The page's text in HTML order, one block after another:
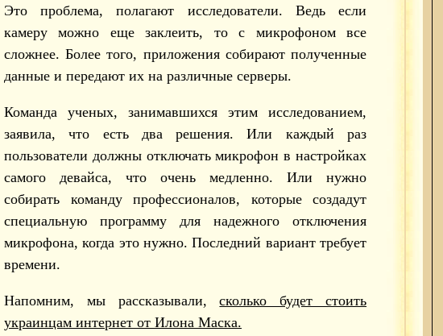
Это проблема, полагают исследователи. Ведь если
камеру можно еще заклеить, то с микрофоном все
сложнее. Более того, приложения собирают полученные
данные и передают их на различные серверы.
Команда ученых, занимавшихся этим исследованием,
заявила, что есть два решения. Или каждый раз
пользователи должны отключать микрофон в настройках
самого девайса, что очень медленно. Или нужно
собирать команду профессионалов, которые создадут
специальную программу для надежного отключения
микрофона, когда это нужно. Последний вариант требует
времени.
Напомним, мы рассказывали,
сколько будет стоить
украинцам интернет от Илона Маска.